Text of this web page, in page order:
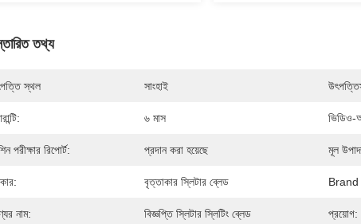
তথ্য
স্থল সাংহাই
৬ মাস ভিডিও-
পরীক্ষার রিপোর্ট: প্রদান করা হয়েছে মূল
বৃত্তাকার স্লিটার ব্লেড
নাম: বিজ্ঞপ্তি স্লিটার স্লিটিং ব্লেড প্রয়োগ: